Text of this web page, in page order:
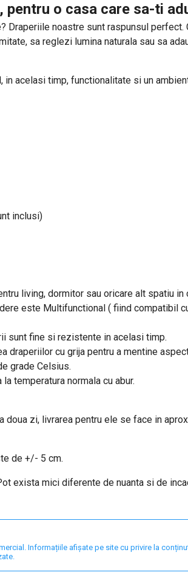
o casa care sa-ti
noastre sunt raspunsul
sa reglezi lumina naturala sau sa
acelasi timp, functionalitate si un
inclusi)
living, dormitor sau oricare alt spatiu
este Multifunctional ( fiind compatibil
sunt fine si rezistente in acelasi timp.
draperiilor cu grija pentru a mentine
grade Celsius.
temperatura normala cu abur.
doua zi, livrarea pentru ele se face in
de +/- 5 cm.
exista mici diferente de nuanta si de
Informațiile afișate pe site cu privire la